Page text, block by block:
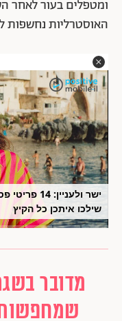
ומטפלים בעור לאחר
האוסטרליות
ישר ולעניין:
שילכו איתכן כל הקיץ
מדובר